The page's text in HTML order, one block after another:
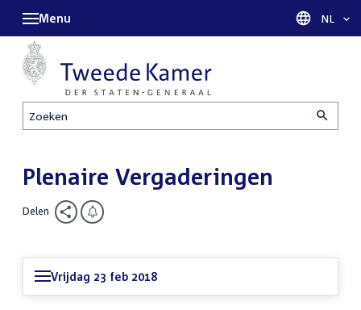
Zoeken
Menu Taal
NL
Plenaire Vergaderingen
Delen
Vrijdag 23 feb 2018